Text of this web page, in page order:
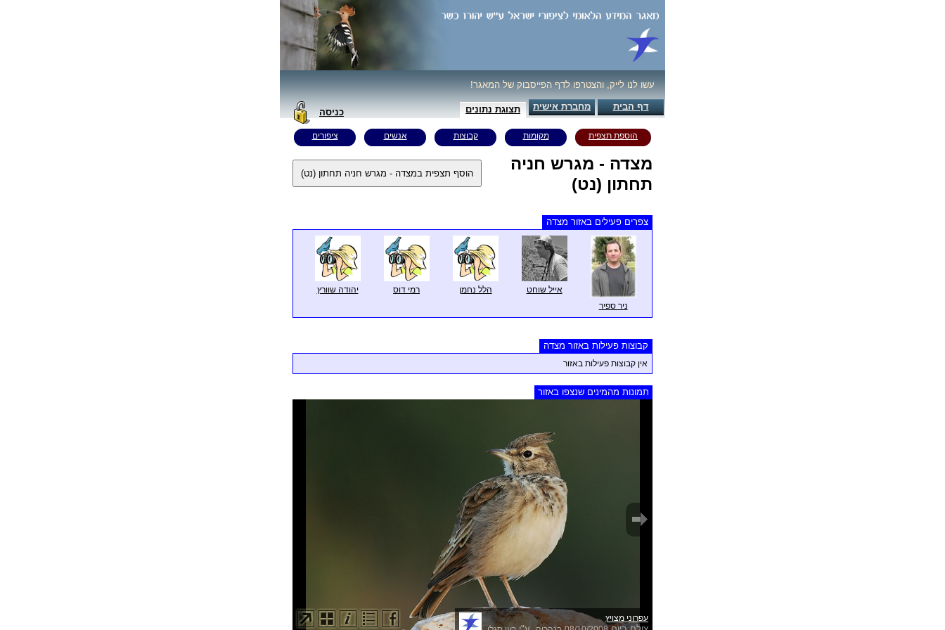
עשו לנו לייק, והצטרפו לדף הפייסבוק של המאגר!
דף הבית מחברת אישית תצוגת נתונים כניסה
הוספת תצפית מקומות קבוצות אנשים ציפורים
מצדה - מגרש חניה
תחתון (נט)
צפרים פעילים באזור מצדה
ניר ספיר
אייל שוחט הלל נחמן רמי דוס יהודה שוורץ
קבוצות פעילות באזור מצדה
אין קבוצות פעילות באזור
תמונות מהמינים שנצפו באזור
עפרוני מצויץ